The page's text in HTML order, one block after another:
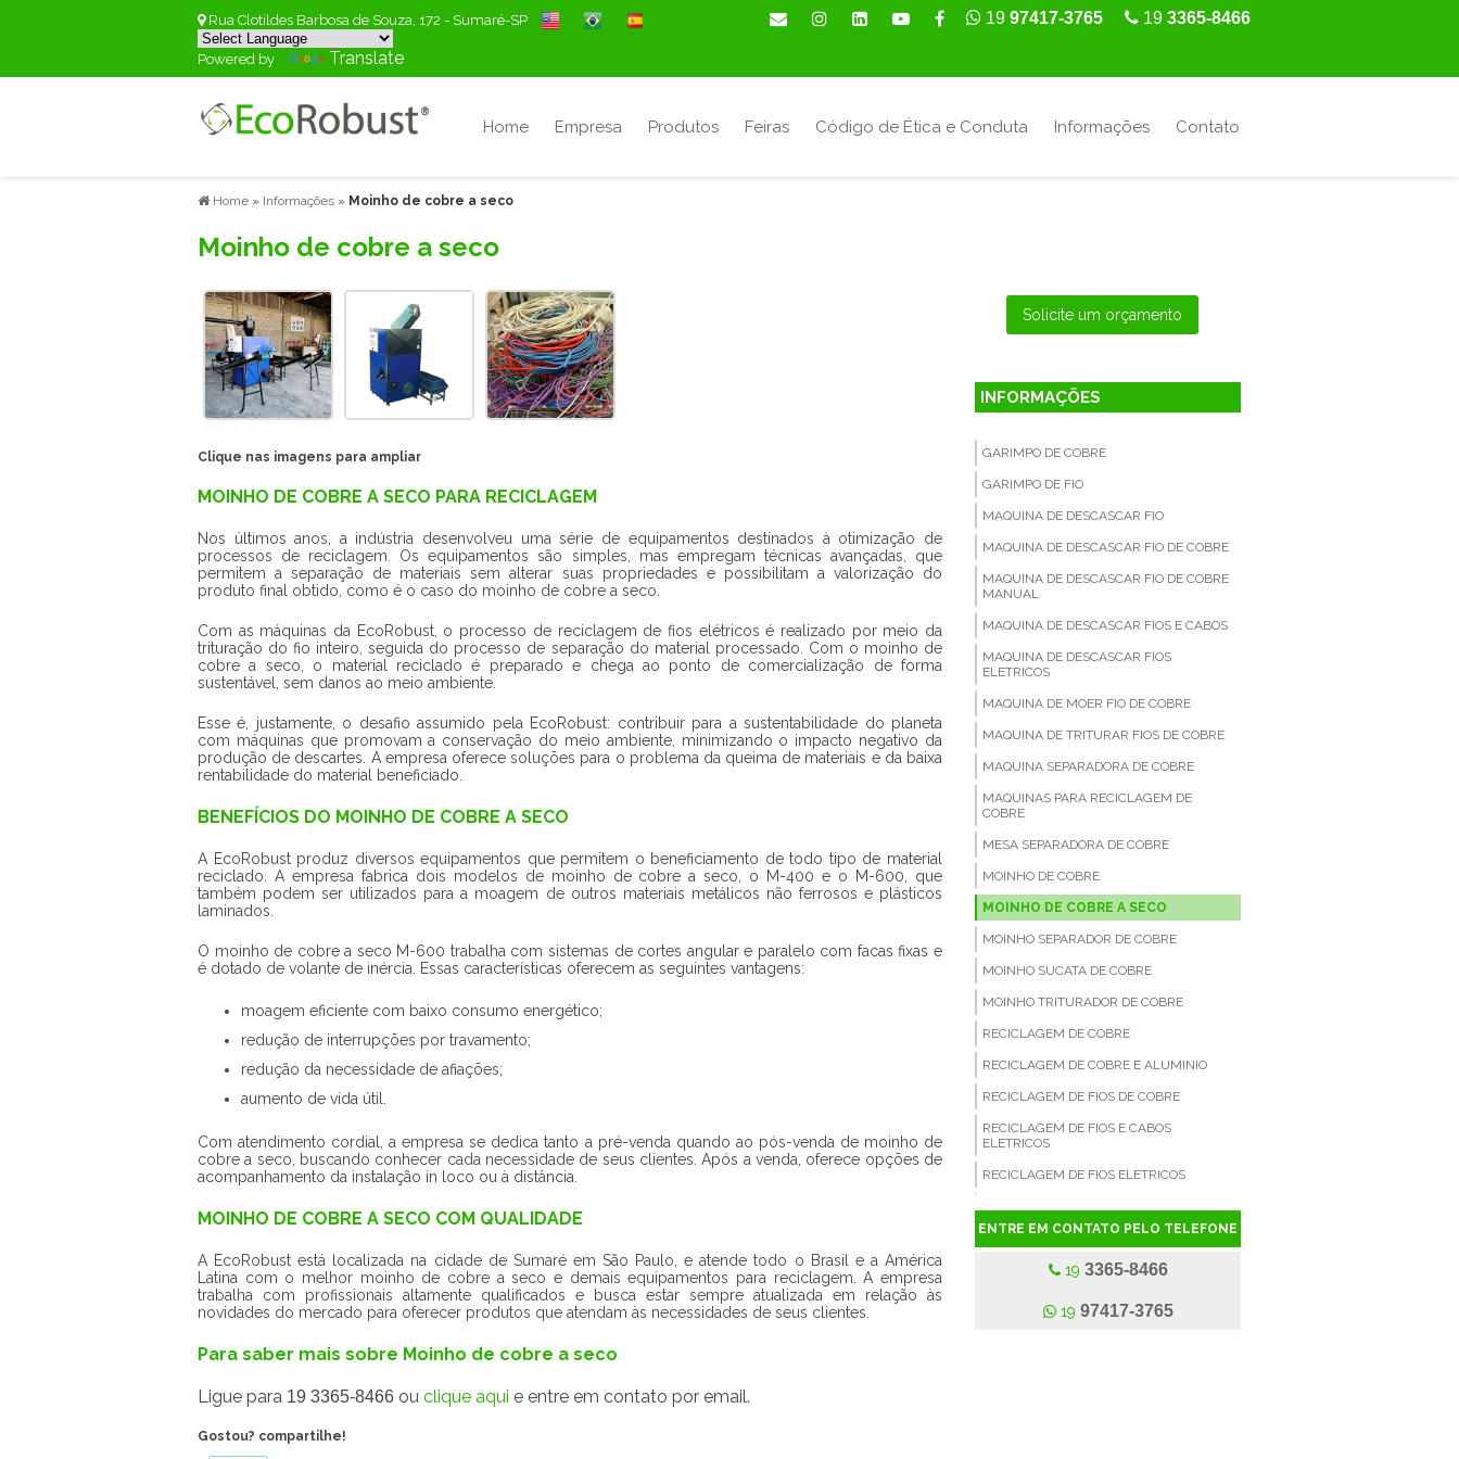
Rua Clotildes Barbosa de Souza, 172 - Sumaré-SP 19 3365-8466
19 97417-3765
Powered by Translate
Home Empresa Produtos Feiras Código de Ética e Conduta Informações Contato
Home » Informações » Moinho de cobre a seco
Moinho de cobre a seco
Clique nas imagens para ampliar
MOINHO DE COBRE A SECO PARA RECICLAGEM
Nos últimos anos, a indústria desenvolveu uma série de equipamentos destinados à otimização de
processos de reciclagem. Os equipamentos são simples, mas empregam técnicas avançadas, que
permitem a separação de materiais sem alterar suas propriedades e possibilitam a valorização do
produto final obtido, como é o caso do moinho de cobre a seco.
Com as máquinas da EcoRobust, o processo de reciclagem de fios elétricos é realizado por meio da
trituração do fio inteiro, seguida do processo de separação do material processado. Com o moinho de
cobre a seco, o material reciclado é preparado e chega ao ponto de comercialização de forma
sustentável, sem danos ao meio ambiente.
Esse é, justamente, o desafio assumido pela EcoRobust: contribuir para a sustentabilidade do planeta
com máquinas que promovam a conservação do meio ambiente, minimizando o impacto negativo da
produção de descartes. A empresa oferece soluções para o problema da queima de materiais e da baixa
rentabilidade do material beneficiado.
BENEFÍCIOS DO MOINHO DE COBRE A SECO
A EcoRobust produz diversos equipamentos que permitem o beneficiamento de todo tipo de material
reciclado. A empresa fabrica dois modelos de moinho de cobre a seco, o M-400 e o M-600, que
também podem ser utilizados para a moagem de outros materiais metálicos não ferrosos e plásticos
laminados.
O moinho de cobre a seco M-600 trabalha com sistemas de cortes angular e paralelo com facas fixas e
é dotado de volante de inércia. Essas características oferecem as seguintes vantagens:
moagem eficiente com baixo consumo energético;
redução de interrupções por travamento;
redução da necessidade de afiações;
aumento de vida útil.
Com atendimento cordial, a empresa se dedica tanto a pré-venda quando ao pós-venda de moinho de
cobre a seco, buscando conhecer cada necessidade de seus clientes. Após a venda, oferece opções de
acompanhamento da instalação in loco ou à distância.
MOINHO DE COBRE A SECO COM QUALIDADE
A EcoRobust está localizada na cidade de Sumaré em São Paulo, e atende todo o Brasil e a América
Latina com o melhor moinho de cobre a seco e demais equipamentos para reciclagem. A empresa
trabalha com profissionais altamente qualificados e busca estar sempre atualizada em relação às
novidades do mercado para oferecer produtos que atendam às necessidades de seus clientes.
Para saber mais sobre Moinho de cobre a seco
Ligue para 19 3365-8466 ou clique aqui e entre em contato por email.
Gostou? compartilhe!
Solicite um orçamento
INFORMAÇÕES
GARIMPO DE COBRE
GARIMPO DE FIO
MAQUINA DE DESCASCAR FIO
MAQUINA DE DESCASCAR FIO DE COBRE
MAQUINA DE DESCASCAR FIO DE COBRE
MANUAL
MAQUINA DE DESCASCAR FIOS E CABOS
MAQUINA DE DESCASCAR FIOS
ELETRICOS
MAQUINA DE MOER FIO DE COBRE
MAQUINA DE TRITURAR FIOS DE COBRE
MAQUINA SEPARADORA DE COBRE
MAQUINAS PARA RECICLAGEM DE
COBRE
MESA SEPARADORA DE COBRE
MOINHO DE COBRE
MOINHO DE COBRE A SECO
MOINHO SEPARADOR DE COBRE
MOINHO SUCATA DE COBRE
MOINHO TRITURADOR DE COBRE
RECICLAGEM DE COBRE
RECICLAGEM DE COBRE E ALUMINIO
RECICLAGEM DE FIOS DE COBRE
RECICLAGEM DE FIOS E CABOS
ELETRICOS
RECICLAGEM DE FIOS ELETRICOS
SEPARADOR DE CABOS ELETRICOS
SEPARADOR DE COBRE
SEPARADORA A SECO DE FIOS ELÉTRICOS
ENTRE EM CONTATO PELO TELEFONE
19 3365-8466
19 97417-3765